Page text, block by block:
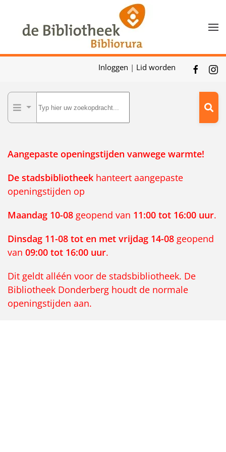
Skip to main content
Inloggen | Lid worden
Aangepaste openingstijden vanwege warmte!
De stadsbibliotheek hanteert aangepaste
openingstijden op
Maandag 10-08 geopend van 11:00 tot 16:00 uur.
Dinsdag 11-08 tot en met vrijdag 14-08 geopend
van 09:00 tot 16:00 uur.
Dit geldt alléén voor de stadsbibliotheek. De
Bibliotheek Donderberg houdt de normale
openingstijden aan.